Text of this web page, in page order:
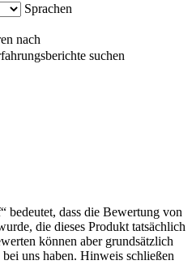
Sprachen
nach
suchen
bedeutet, dass die Bewertung von
die dieses Produkt tatsächlich
können aber grundsätzlich
uns haben. Hinweis schließen